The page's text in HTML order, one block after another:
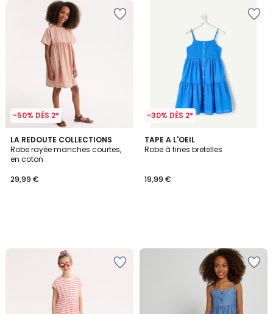
-50% DÈS 2*
LA REDOUTE COLLECTIONS
Robe rayée manches courtes,
en coton
€.
29,99 €
-30% DÈS 2*
TAPE A L'OEIL
Robe à fines bretelles
19,99 €